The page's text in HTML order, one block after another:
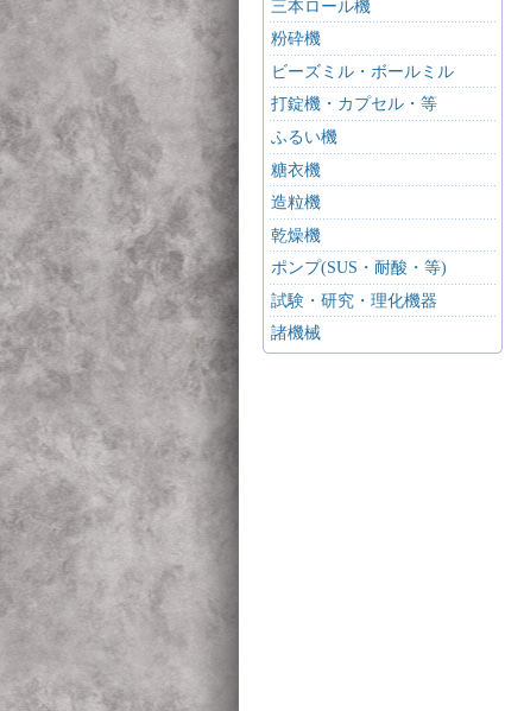
三本ロール機
粉砕機
ビーズミル・ボールミル
打錠機・カプセル・等
ふるい機
糖衣機
造粒機
乾燥機
ポンプ(SUS・耐酸・等)
試験・研究・理化機器
諸機械